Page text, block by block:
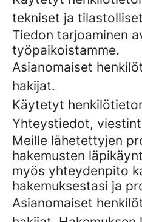
tekniset ja
Tiedon tarjoaminen
työpaikoistamme.
Asianomaiset
hakijat.
Käytetyt
Yhteystiedot,
Meille lähetettyjen
hakemusten
myös yhteydenpito
hakemuksestasi ja
Asianomaiset